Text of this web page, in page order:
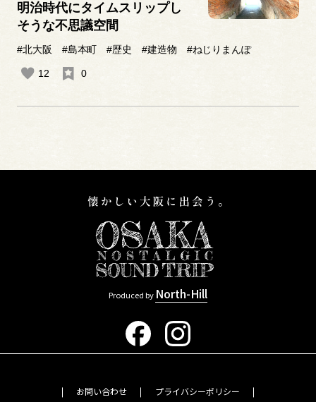
明治時代にタイムスリップし
そうな不思議空間
#北大阪 #島本町 #歴史 #建造物 #ねじりまんぽ
12 0
Produced by North-Hill
お問い合わせ プライバシーポリシー